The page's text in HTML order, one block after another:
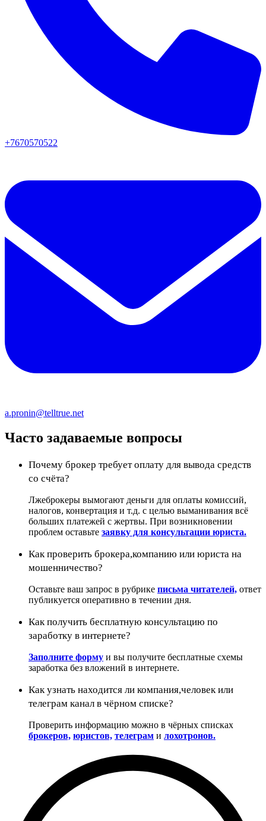
+7670570522
a.pronin@telltrue.net
Часто задаваемые вопросы
Почему брокер требует оплату для вывода средств
со счёта?
Лжеброкеры вымогают деньги для оплаты комиссий,
налогов, конвертация и т.д. с целью выманивания всё
больших платежей с жертвы. При возникновении
проблем оставьте заявку для консультации юриста.
Как проверить брокера,компанию или юриста на
мошенничество?
Оставьте ваш запрос в рубрике письма читателей, ответ
публикуется оперативно в течении дня.
Как получить бесплатную консультацию по
заработку в интернете?
Заполните форму и вы получите бесплатные схемы
заработка без вложений в интернете.
Как узнать находится ли компания,человек или
телеграм канал в чёрном списке?
Проверить информацию можно в чёрных списках
брокеров, юристов, телеграм и лохотронов.